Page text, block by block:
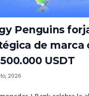
Penguins
de marca
USDT
2026